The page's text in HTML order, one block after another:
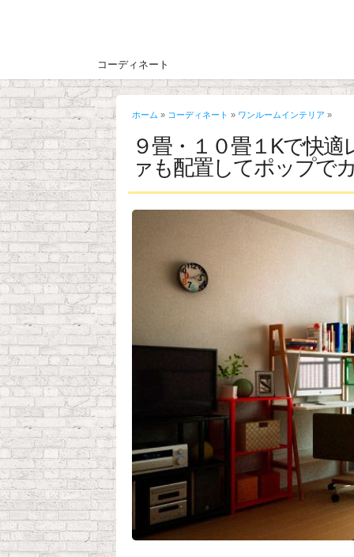
コーディネート
ホーム » コーディネート » ワンルームインテリア »
９畳・１０畳１Kで快
ァも配置してポップで